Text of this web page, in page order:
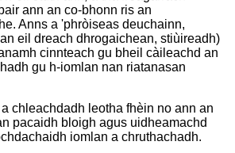
ann an co-bhonn ris an
Anns a 'phròiseas deuchainn,
eil dreach dhrogaichean, stiùireadh)
cinnteach gu bheil càileachd an
gu h-iomlan nan riatanasan
chleachdadh leotha fhèin no ann an
pacaidh bloigh agus uidheamachd
iomlan a chruthachadh.